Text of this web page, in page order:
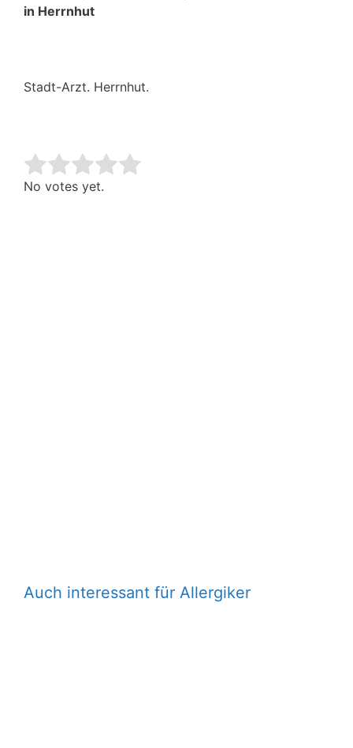
in Herrnhut
Stadt-Arzt. Herrnhut.
Rate this item:
No votes yet.
Auch interessant für Allergiker